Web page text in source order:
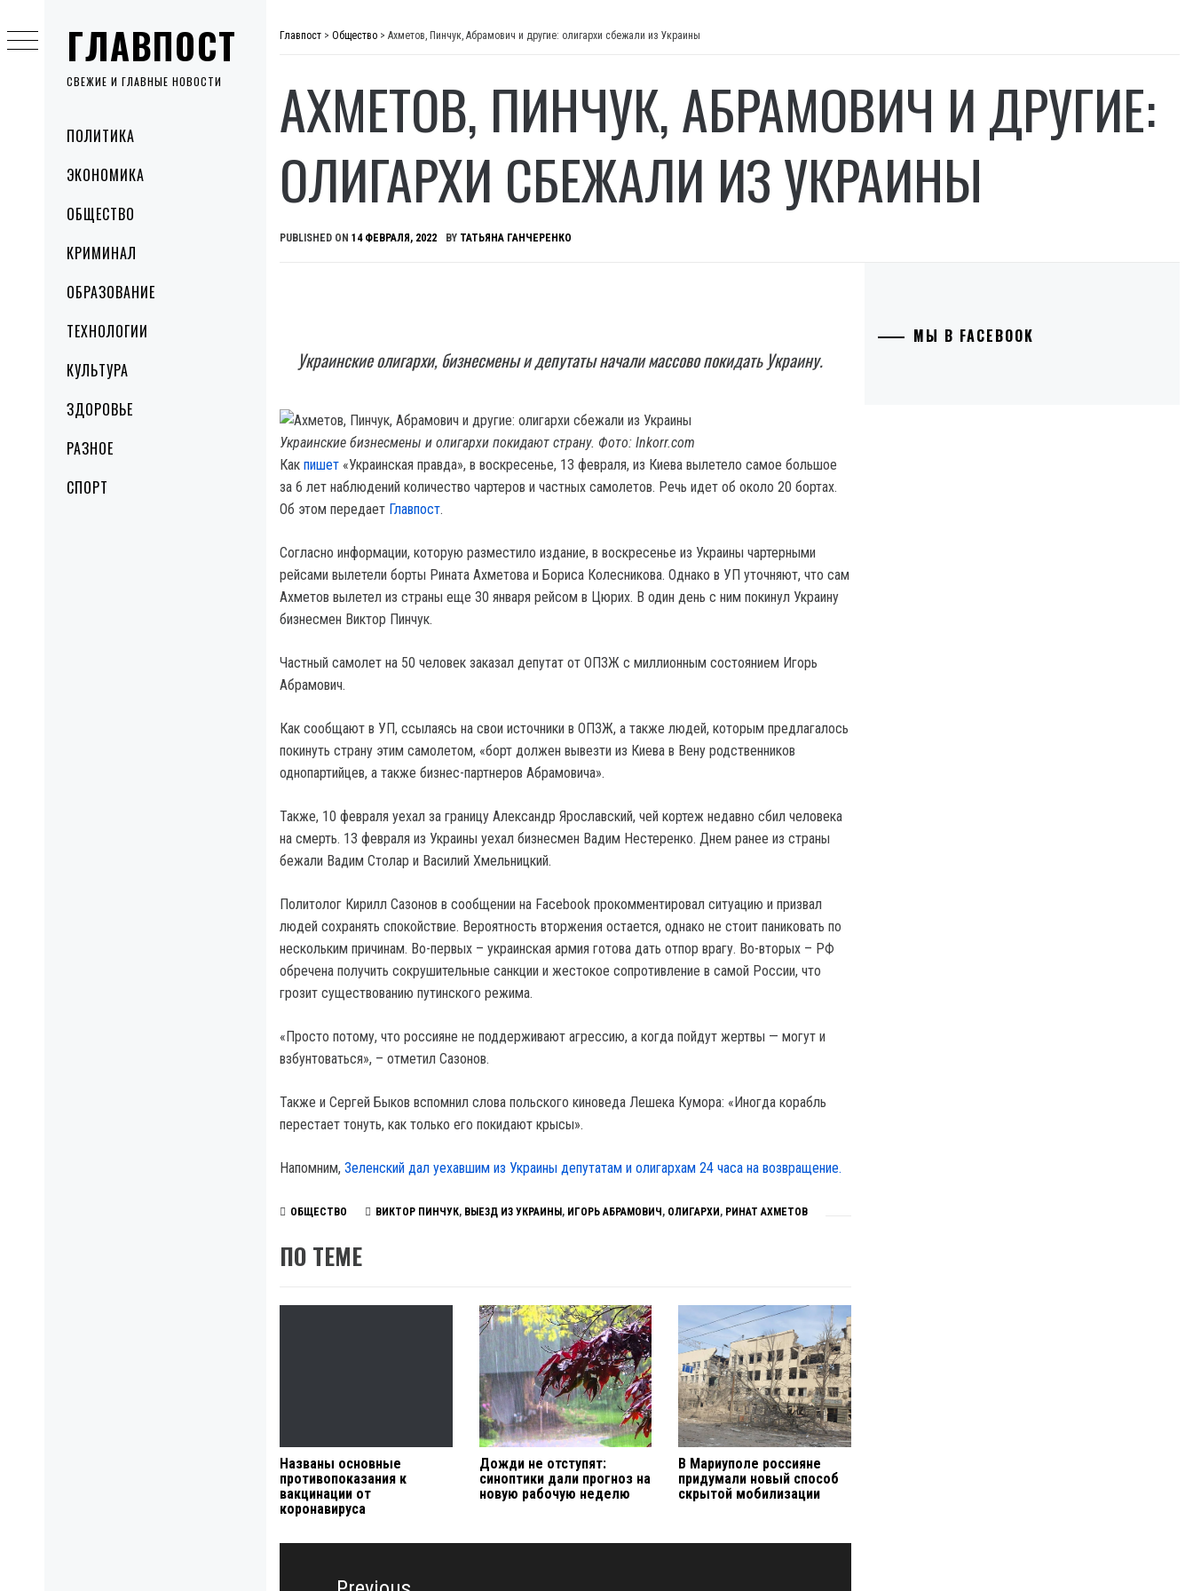
ГЛАВПОСТ
СВЕЖИЕ И ГЛАВНЫЕ НОВОСТИ
MenuПОЛИТИКА
ЭКОНОМИКА
ОБЩЕСТВО
КРИМИНАЛ
ОБРАЗОВАНИЕ
ТЕХНОЛОГИИ
КУЛЬТУРА
ЗДОРОВЬЕ
РАЗНОЕ
СПОРТ
to
content
Главпост > Общество > Ахметов, Пинчук, Абрамович и другие: олигархи сбежали из Украины
АХМЕТОВ, ПИНЧУК, АБРАМОВИЧ И ДРУГИЕ:
ОЛИГАРХИ СБЕЖАЛИ ИЗ УКРАИНЫ
PUBLISHED ON 14 ФЕВРАЛЯ, 2022 BY ТАТЬЯНА ГАНЧЕРЕНКО
Украинские олигархи, бизнесмены и депутаты начали массово покидать Украину.
Украинские бизнесмены и олигархи покидают страну. Фото: Inkorr.com
Как пишет «Украинская правда», в воскресенье, 13 февраля, из Киева вылетело самое большое
за 6 лет наблюдений количество чартеров и частных самолетов. Речь идет об около 20 бортах.
Об этом передает Главпост.
Согласно информации, которую разместило издание, в воскресенье из Украины чартерными
рейсами вылетели борты Рината Ахметова и Бориса Колесникова. Однако в УП уточняют, что сам
Ахметов вылетел из страны еще 30 января рейсом в Цюрих. В один день с ним покинул Украину
бизнесмен Виктор Пинчук.
Частный самолет на 50 человек заказал депутат от ОПЗЖ с миллионным состоянием Игорь
Абрамович.
Как сообщают в УП, ссылаясь на свои источники в ОПЗЖ, а также людей, которым предлагалось
покинуть страну этим самолетом, «борт должен вывезти из Киева в Вену родственников
однопартийцев, а также бизнес-партнеров Абрамовича».
Также, 10 февраля уехал за границу Александр Ярославский, чей кортеж недавно сбил человека
на смерть. 13 февраля из Украины уехал бизнесмен Вадим Нестеренко. Днем ранее из страны
бежали Вадим Столар и Василий Хмельницкий.
Политолог Кирилл Сазонов в сообщении на Facebook прокомментировал ситуацию и призвал
людей сохранять спокойствие. Вероятность вторжения остается, однако не стоит паниковать по
нескольким причинам. Во-первых – украинская армия готова дать отпор врагу. Во-вторых – РФ
обречена получить сокрушительные санкции и жестокое сопротивление в самой России, что
грозит существованию путинского режима.
«Просто потому, что россияне не поддерживают агрессию, а когда пойдут жертвы — могут и
взбунтоваться», – отметил Сазонов.
Также и Сергей Быков вспомнил слова польского киноведа Лешека Кумора: «Иногда корабль
перестает тонуть, как только его покидают крысы».
Напомним, Зеленский дал уехавшим из Украины депутатам и олигархам 24 часа на возвращение.
ОБЩЕСТВО ВИКТОР ПИНЧУК, ВЫЕЗД ИЗ УКРАИНЫ , ИГОРЬ АБРАМОВИЧ , ОЛИГАРХИ , РИНАТ АХМЕТОВ
ПО ТЕМЕ
Названы основные
противопоказания к
вакцинации от
коронавируса
Дожди не отступят:
синоптики дали прогноз на
новую рабочую неделю
В Мариуполе россияне
придумали новый способ
скрытой мобилизации
Навигация
МЫ В FACEBOOK